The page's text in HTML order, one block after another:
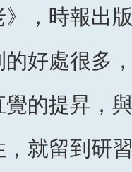
》，時報出
好處很多
的提昇，
，就留到研